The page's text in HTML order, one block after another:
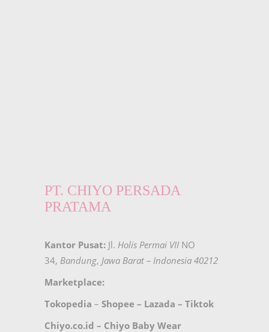
PT. CHIYO PERSADA
PRATAMA
Kantor Pusat: Jl. Holis Permai VII NO
34, Bandung, Jawa Barat – Indonesia 40212
Marketplace:
Tokopedia – Shopee – Lazada – Tiktok
Chiyo.co.id – Chiyo Baby Wear